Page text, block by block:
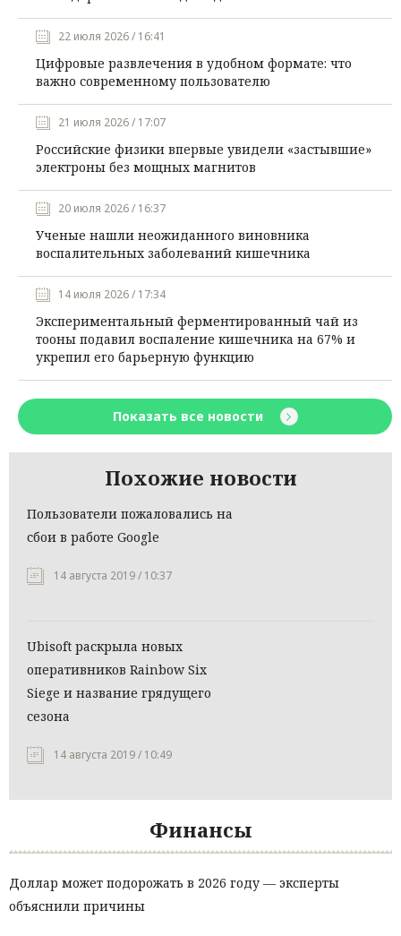
22 июля 2026 / 16:41
Цифровые развлечения в удобном формате: что
важно современному пользователю
21 июля 2026 / 17:07
Российские физики впервые увидели «застывшие»
электроны без мощных магнитов
20 июля 2026 / 16:37
Ученые нашли неожиданного виновника
воспалительных заболеваний кишечника
14 июля 2026 / 17:34
Экспериментальный ферментированный чай из
тооны подавил воспаление кишечника на 67% и
укрепил его барьерную функцию
Показать все новости
Похожие новости
Пользователи пожаловались на
сбои в работе Google
14 августа 2019 / 10:37
Ubisoft раскрыла новых
оперативников Rainbow Six
Siege и название грядущего
сезона
14 августа 2019 / 10:49
Финансы
Доллар может подорожать в 2026 году — эксперты
объяснили причины